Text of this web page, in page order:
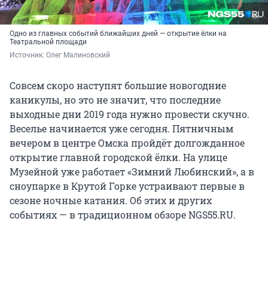
Одно из главных событий ближайших дней — открытие ёлки на
Театральной площади
Источник: Олег Малиновский
Совсем скоро наступят большие новогодние
каникулы, но это не значит, что последние
выходные дни 2019 года нужно провести скучно.
Веселье начинается уже сегодня. Пятничным
вечером в центре Омска пройдёт долгожданное
открытие главной городской ёлки. На улице
Музейной уже работает «Зимний Любинский», а в
сноупарке в Крутой Горке устраивают первые в
сезоне ночные катания. Об этих и других
событиях — в традиционном обзоре NGS55.RU.